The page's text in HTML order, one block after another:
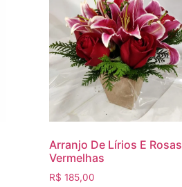
Arranjo De Lírios E Rosas
Vermelhas
R$ 185,00